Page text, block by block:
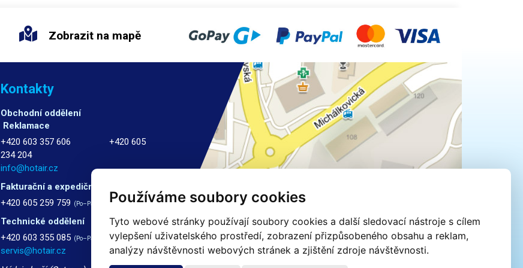
Používáme soubory cookies
Tyto webové stránky používají soubory cookies a další sledovací nástroje s cílem
vylepšení uživatelského prostředí, zobrazení přizpůsobeného obsahu a reklam,
analýzy návštěvnosti webových stránek a zjištění zdroje návštěvnosti.
Zobrazit na mapě
Kontakty
Obchodní oddělení
Reklamace
+420 603 357 606 +420 605
234 204
info@hotair.cz
Fakturační a expediční oddělení
+420 605 259 759 (Po–Pá: 7:30 – 15:00)
Technické oddělení
+420 603 355 085 (Po–Pá: 8:00 – 16:00)
servis@hotair.cz